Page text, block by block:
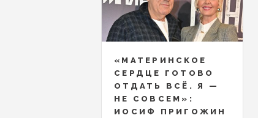
«МАТЕРИНСКОЕ
СЕРДЦЕ ГОТОВО
ОТДАТЬ ВСЁ. Я —
НЕ СОВСЕМ»:
ИОСИФ ПРИГОЖИН